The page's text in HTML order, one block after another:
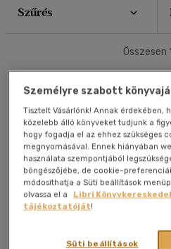
Ár szerint
500 Ft - 2500 Ft(4)
2500 Ft - 4500 Ft(3)
4500 Ft felett(3)
Korosztály szerint
Szűrés
Összesen
A járási rendszer
Személyre szabott
Tisztelt Vásárlónk! Annak érdekében,
közelebb álló könyveket tudjunk a
hogy fogadja el az ehhez szükséges
megnyomásával. Ennek hiányában
használata szempontjából
böngészőjébe, de cookie-
módosíthatja a Süti beállítások
olvassa el a
Libri
tájékoztatóját!
Süti beállítások